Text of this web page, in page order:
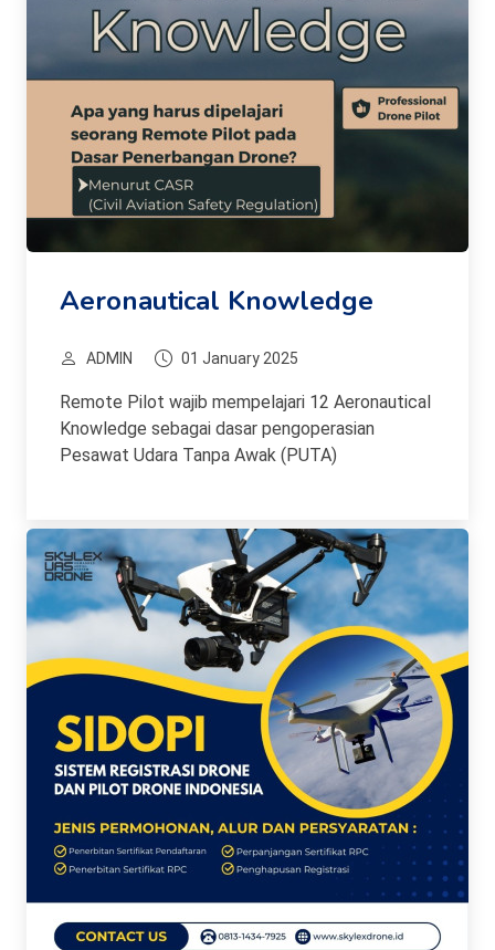
Aeronautical Knowledge
ADMIN 01 January 2025
Remote Pilot wajib mempelajari 12 Aeronautical
Knowledge sebagai dasar pengoperasian
Pesawat Udara Tanpa Awak (PUTA)